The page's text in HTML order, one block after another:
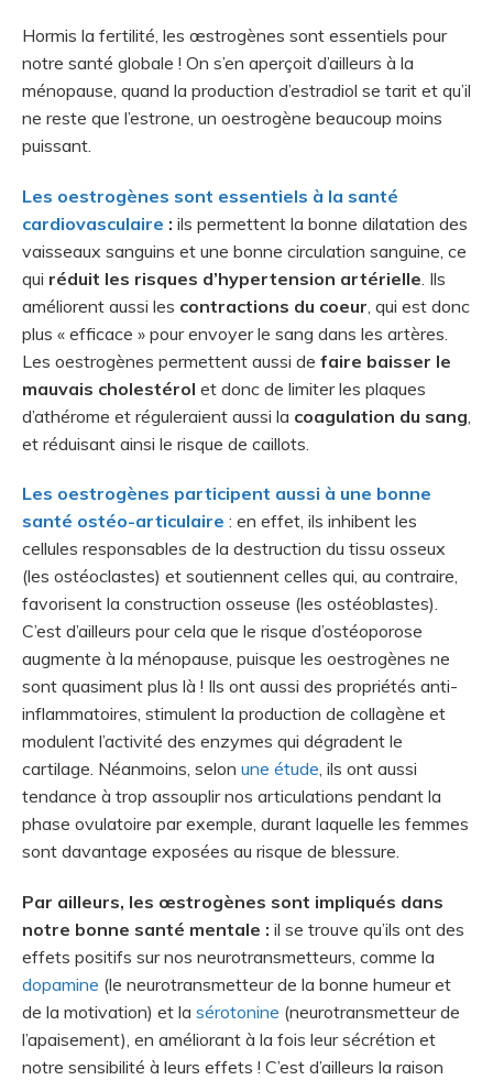
Hormis la fertilité, les œstrogènes sont essentiels pour
notre santé globale ! On s’en aperçoit d’ailleurs à la
ménopause, quand la production d’estradiol se tarit et qu’il
ne reste que l’estrone, un oestrogène beaucoup moins
puissant.
Les oestrogènes sont essentiels à la santé
cardiovasculaire : ils permettent la bonne dilatation des
vaisseaux sanguins et une bonne circulation sanguine, ce
qui réduit les risques d’hypertension artérielle . Ils
améliorent aussi les contractions du coeur , qui est donc
plus « efficace » pour envoyer le sang dans les artères.
Les oestrogènes permettent aussi de faire baisser le
mauvais cholestérol et donc de limiter les plaques
d’athérome et réguleraient aussi la coagulation du sang
et réduisant ainsi le risque de caillots.
Les oestrogènes participent aussi à une bonne
santé ostéo-articulaire : en effet, ils inhibent les
cellules responsables de la destruction du tissu osseux
(les ostéoclastes) et soutiennent celles qui, au contraire,
favorisent la construction osseuse (les ostéoblastes).
C’est d’ailleurs pour cela que le risque d’ostéoporose
augmente à la ménopause, puisque les oestrogènes ne
sont quasiment plus là ! Ils ont aussi des propriétés anti-
inflammatoires, stimulent la production de collagène et
modulent l’activité des enzymes qui dégradent le
cartilage. Néanmoins, selon une étude, ils ont aussi
tendance à trop assouplir nos articulations pendant la
phase ovulatoire par exemple, durant laquelle les femmes
sont davantage exposées au risque de blessure.
Par ailleurs, les œstrogènes sont impliqués dans
notre bonne santé mentale : il se trouve qu’ils ont des
effets positifs sur nos neurotransmetteurs, comme la
dopamine (le neurotransmetteur de la bonne humeur et
de la motivation) et la sérotonine (neurotransmetteur de
l’apaisement), en améliorant à la fois leur sécrétion et
notre sensibilité à leurs effets ! C’est d’ailleurs la raison